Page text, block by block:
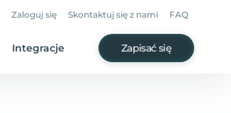
Zaloguj się Skontaktuj się z nami FAQ
Integracje Zapisać się